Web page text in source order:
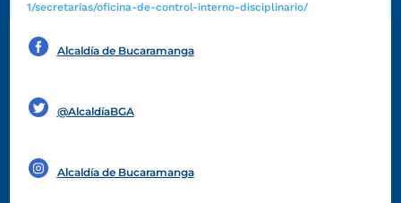
1/secretarias/oficina-de-control-interno-disciplinario/
Alcaldía de Bucaramanga
@AlcaldíaBGA
Alcaldía de Bucaramanga